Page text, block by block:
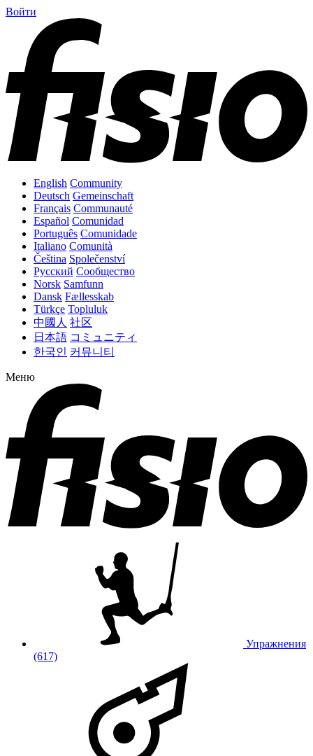
Войти
English Community
Deutsch Gemeinschaft
Français Communauté
Español Comunidad
Português Comunidade
Italiano Comunità
Čeština Společenství
Русский Сообщество
Norsk Samfunn
Dansk Fællesskab
Türkçe Topluluk
中國人 社区
日本語 コミュニティ
한국인 커뮤니티
Меню
Упражнения
(617)